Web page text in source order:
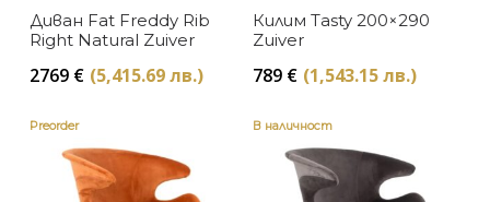
Диван Fat Freddy Rib
Right Natural Zuiver
2769 € (5,415.69 лв.)
Килим Tasty 200×290
Zuiver
789 € (1,543.15 лв.)
Preorder В наличност